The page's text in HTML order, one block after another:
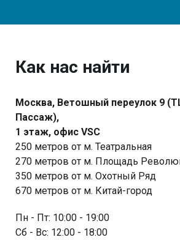
Как нас найти
Москва, Ветошный переулок 9
Пассаж),
1 этаж, офис VSC
250 метров от м. Театральная
270 метров от м. Площадь
350 метров от м. Охотный Ряд
670 метров от м. Китай-город
Пн - Пт: 10:00 - 19:00
Сб - Вс: 12:00 - 18:00